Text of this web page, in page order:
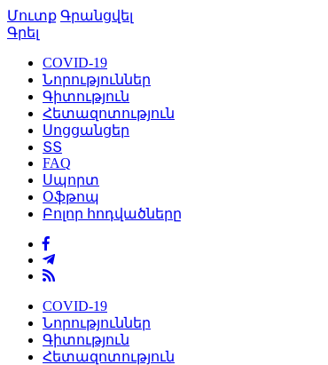
Մուտք Գրանցվել
Գրել
COVID-19
Նորություններ
Գիտություն
Հետազոտություն
Սոցցանցեր
ՏՏ
FAQ
Սպորտ
Օֆթոպ
Բոլոր հոդվածները
COVID-19
Նորություններ
Գիտություն
Հետազոտություն